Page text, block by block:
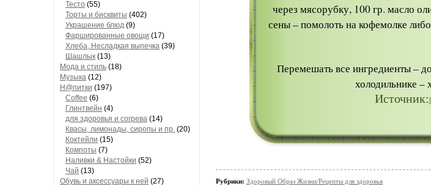
Тесто (55)
Торты и бисквиты (402)
Украшение блюд (9)
Фаршированные овощи (17)
Хлеба, Несладкая выпечка (39)
Шашлык (13)
Мода и стиль (18)
Музыка (12)
Н@питки (197)
Coffee (6)
Глинтвейн (4)
для здоровья и согрева (14)
Квасы, лимонады, сиропы и пр. (20)
Коктейли (15)
Компоты (7)
Наливки & Настойки (52)
Чай (13)
Обувь и аксессуары к ней (27)
через мясорубку, 100 гр. масло
сены – помолоть на кофемолке
Перемешать все ингредиенты –
холодильнике –
Источник:
Рубрики: Здоровый Образ Жизни/Рецепты для здоровья